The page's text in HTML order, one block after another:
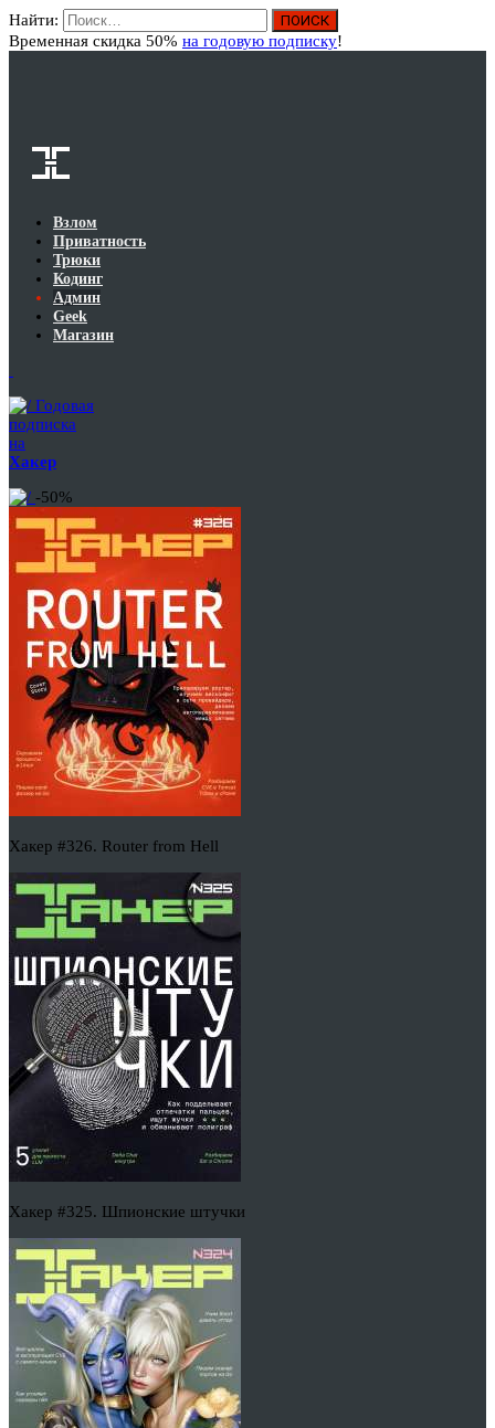
Найти:
Временная скидка 50% на годовую подписку!
Взлом
Приватность
Трюки
Кодинг
Админ
Geek
Магазин
Годовая
подписка
на
Хакер
-50%
Хакер #326. Router from Hell
Хакер #325. Шпионские штучки